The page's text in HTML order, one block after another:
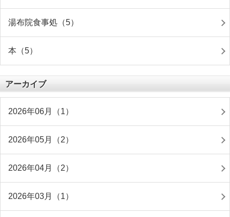
湯布院食事処（5）
本（5）
アーカイブ
2026年06月（1）
2026年05月（2）
2026年04月（2）
2026年03月（1）